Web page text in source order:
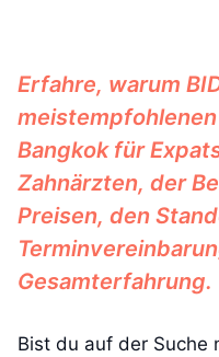
Erfahre, warum
Bangkok für
Zahnärzten, der
Preisen, den
Gesamterfahrung.
Bist du auf der Suche